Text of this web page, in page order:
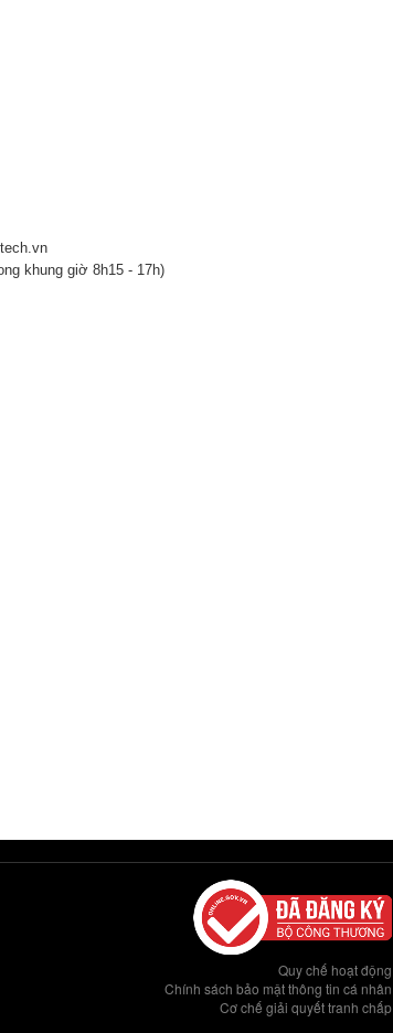
khung giờ 8h15 - 17h)
Quy chế hoạt động
Chính sách bảo mật thông tin cá nhân
Cơ chế giải quyết tranh chấp